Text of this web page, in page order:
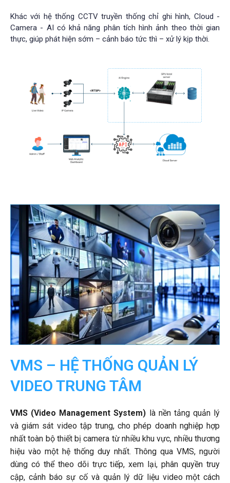
Khác với hệ thống CCTV truyền thống chỉ ghi hình, Cloud -
Camera - AI có khả năng phân tích hình ảnh theo thời gian
thực, giúp phát hiện sớm – cảnh báo tức thì – xử lý kịp thời.
VMS – HỆ THỐNG QUẢN LÝ
VIDEO TRUNG TÂM
VMS (Video Management System) là nền tảng quản lý
và giám sát video tập trung, cho phép doanh nghiệp hợp
nhất toàn bộ thiết bị camera từ nhiều khu vực, nhiều thương
hiệu vào một hệ thống duy nhất. Thông qua VMS, người
dùng có thể theo dõi trực tiếp, xem lại, phân quyền truy
cập, cảnh báo sự cố và quản lý dữ liệu video một cách